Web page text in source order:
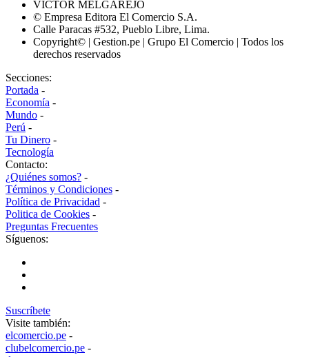
VÍCTOR MELGAREJO
© Empresa Editora El Comercio S.A.
Calle Paracas #532, Pueblo Libre, Lima.
Copyright© | Gestion.pe | Grupo El Comercio | Todos los
derechos reservados
Secciones:
Portada -
Economía -
Mundo -
Perú -
Tu Dinero -
Tecnología
Contacto:
¿Quiénes somos? -
Términos y Condiciones -
Política de Privacidad -
Politica de Cookies -
Preguntas Frecuentes
Síguenos:
Suscríbete
Visite también:
elcomercio.pe -
clubelcomercio.pe -